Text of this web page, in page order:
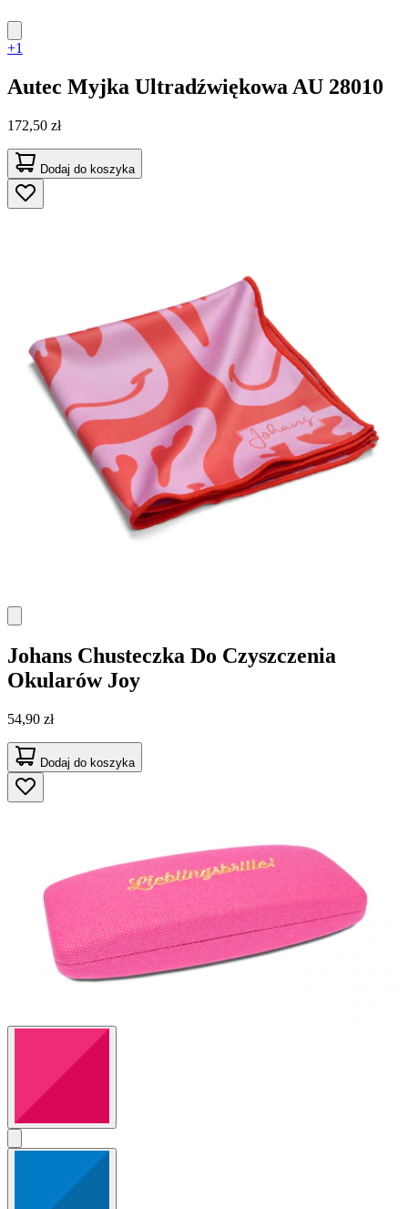
+1
Autec Myjka Ultradźwiękowa AU 28010
172,50 zł
Dodaj do koszyka
Johans Chusteczka Do Czyszczenia
Okularów Joy
54,90 zł
Dodaj do koszyka